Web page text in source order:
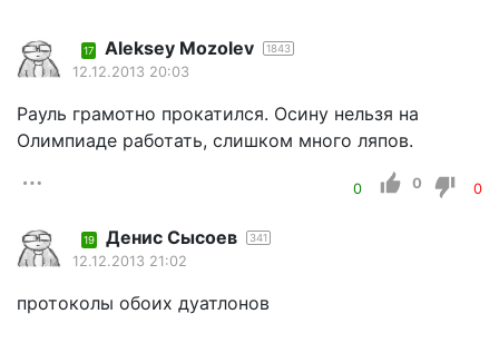
17 Aleksey Mozolev 1843
12.12.2013 20:03
Рауль грамотно прокатился. Осину нельзя на
Олимпиаде работать, слишком много ляпов.
0 0 0
19 Денис Сысоев 341
12.12.2013 21:02
протоколы обоих дуатлонов